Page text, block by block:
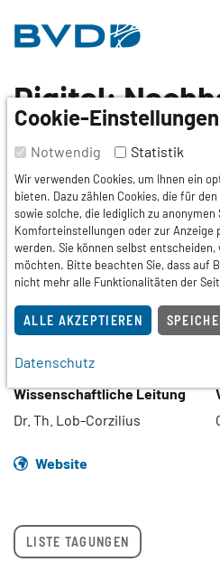
Digital:
der ärztlichen
Modul 2: Vom
Handeln
Tagung, Fortbildung
17.06.2026
Wissenschaftliche Leitung
Dr. Th. Lob-Corzilius
Website
LISTE TAGUNGEN
Cookie-Einstellungen
Notwendig Statistik
Wir verwenden Cookies, um Ihnen ein
bieten. Dazu zählen Cookies, die für
sowie solche, die lediglich zu
Komforteinstellungen oder zur
werden. Sie können selbst
möchten. Bitte beachten Sie, dass auf
nicht mehr alle Funktionalitäten der
ALLE AKZEPTIEREN
Datenschutz